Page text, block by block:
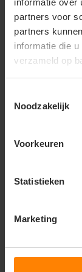
informatie over
partners voor
partners
informatie die
verzameld op
Noodzakelijk
Voorkeuren
Statistieken
Marketing
stilstaan of
kwalitatieve
Extra
Zwaar
Ideaal
subtiel
Vragen?